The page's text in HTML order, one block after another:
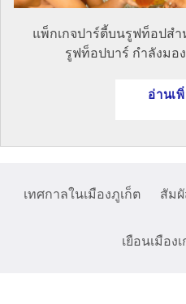
แพ็กเกจปาร์ตี้บนรูฟท็อปส
รูฟท็อปบาร์ กำลังมอ
อ่านเ
เทศกาลในเมืองภูเก็ต สัมผั
เยือนเมือง